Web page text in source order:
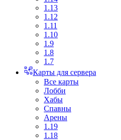
1.13
1.12
1.11
1.10
1.9
1.8
1.7
Карты для сервера
Все карты
Лобби
Хабы
Спавны
Арены
1.19
1.18